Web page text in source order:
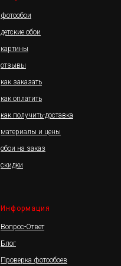
фотообои
детские обои
картины
отзывы
как заказать
как оплатить
как получить-доставка
материалы и цены
обои на заказ
скидки
Информация
Вопрос-Ответ
Блог
Проверка фотообоев